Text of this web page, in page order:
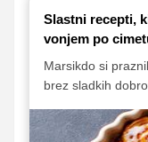
Slastni recepti,
vonjem po
Marsikdo si
brez sladkih
biskvit, še zlasti